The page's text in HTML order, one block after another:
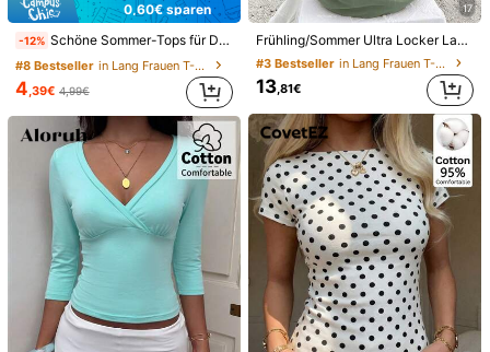
1/13
20 ,00€
Preis inkl. MwSt. und Zollgebühren
Schnellversand
Voraussichtlich frühestens am 13 Aug. verfügbar
Retro Vintage Skorpion AF Geburtstag Sternzeichen Konstell
ation T-Shirt Damen T-Shirt Grafik T-Shirts Crop Tops O
utfits Tops T-Shirt TK1Q
Größe
0,60€ sparen
-12% Schöne Sommer-Tops für Damen, Damen- und Herren-T-Shirt 2026 Popmusik Bring Memory Back, BS
#8 Bestseller in Lang Frauen T-Shirts
4,39€ 4,99€
17
Frühling/Sommer Ultra Locker Lange Damen T-Shirt, Lustiges Gestreiftes Slogan "Heute ist ein glücklicher Tag" Muster, Lässig, Ausgehen, Y2K, Bohnengrünes Top
#3 Bestseller in Lang Frauen T-Shirts
13,81€